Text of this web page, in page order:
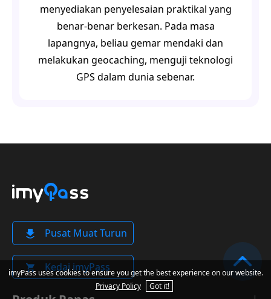
menyediakan penyelesaian praktikal yang
benar-benar berkesan. Pada masa
lapangnya, beliau gemar mendaki dan
melakukan geocaching, menguji teknologi
GPS dalam dunia sebenar.
Pusat Muat Turun
Kedai imyPass
imyPass uses cookies to ensure you get the best experience on our website.
Privacy Policy
Got it!